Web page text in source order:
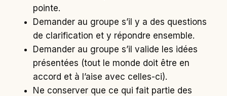
pointe.
Demander au groupe s’il y a des questions
de clarification et y répondre ensemble.
Demander au groupe s’il valide les idées
présentées (tout le monde doit être en
accord et à l’aise avec celles-ci).
Ne conserver que ce qui fait partie des